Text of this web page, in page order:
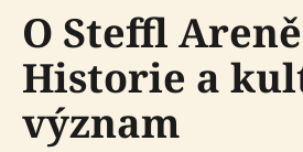
O Steffl
Historie a
význam